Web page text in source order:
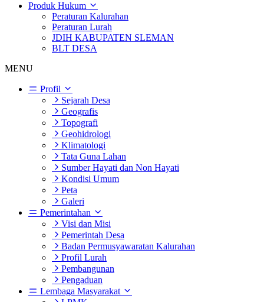
Produk Hukum
Peraturan Kalurahan
Peraturan Lurah
JDIH KABUPATEN SLEMAN
BLT DESA
MENU
Profil
Sejarah Desa
Geografis
Topografi
Geohidrologi
Klimatologi
Tata Guna Lahan
Sumber Hayati dan Non Hayati
Kondisi Umum
Peta
Galeri
Pemerintahan
Visi dan Misi
Pemerintah Desa
Badan Permusyawaratan Kalurahan
Profil Lurah
Pembangunan
Pengaduan
Lembaga Masyarakat